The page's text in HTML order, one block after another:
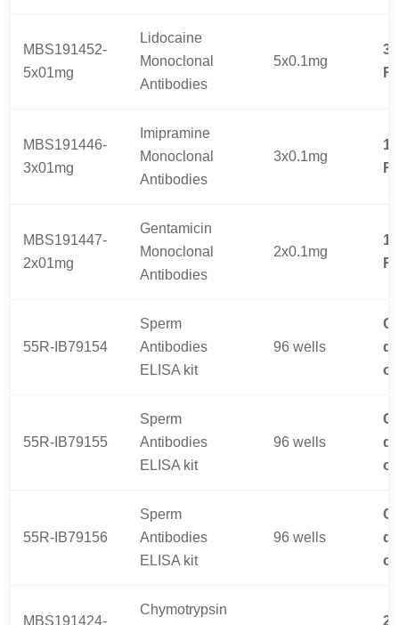
MBS191452-
5x01mg
Lidocaine
Monoclonal
Antibodies
5x0.1mg
MBS191446-
3x01mg
Imipramine
Monoclonal
Antibodies
3x0.1mg
MBS191447-
2x01mg
Gentamicin
Monoclonal
Antibodies
2x0.1mg
55R-IB79154
Sperm
Antibodies
ELISA kit
96 wells
de
55R-IB79155
Sperm
Antibodies
ELISA kit
96 wells
de
55R-IB79156
Sperm
Antibodies
ELISA kit
96 wells
de
MBS191424-
Chymotrypsin